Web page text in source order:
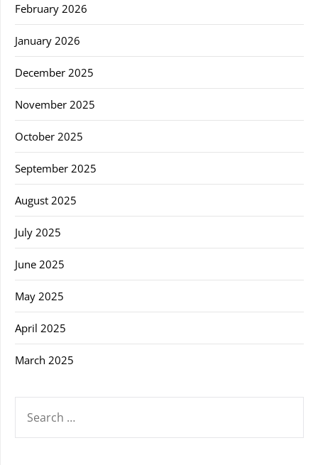
February 2026
January 2026
December 2025
November 2025
October 2025
September 2025
August 2025
July 2025
June 2025
May 2025
April 2025
March 2025
FOR: